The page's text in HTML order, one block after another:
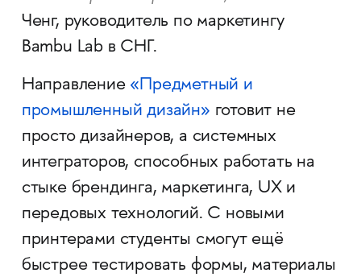
Ченг, руководитель по маркетингу
Bambu Lab в СНГ.
Направление «Предметный и
промышленный дизайн» готовит не
просто дизайнеров, а системных
интеграторов, способных работать на
стыке брендинга, маркетинга, UX и
передовых технологий. С новыми
принтерами студенты смогут ещё
быстрее тестировать формы, материалы